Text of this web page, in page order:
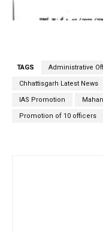
TAGS Administrative
Chhattisgarh Latest News
IAS Promotion
Promotion of 10 officers